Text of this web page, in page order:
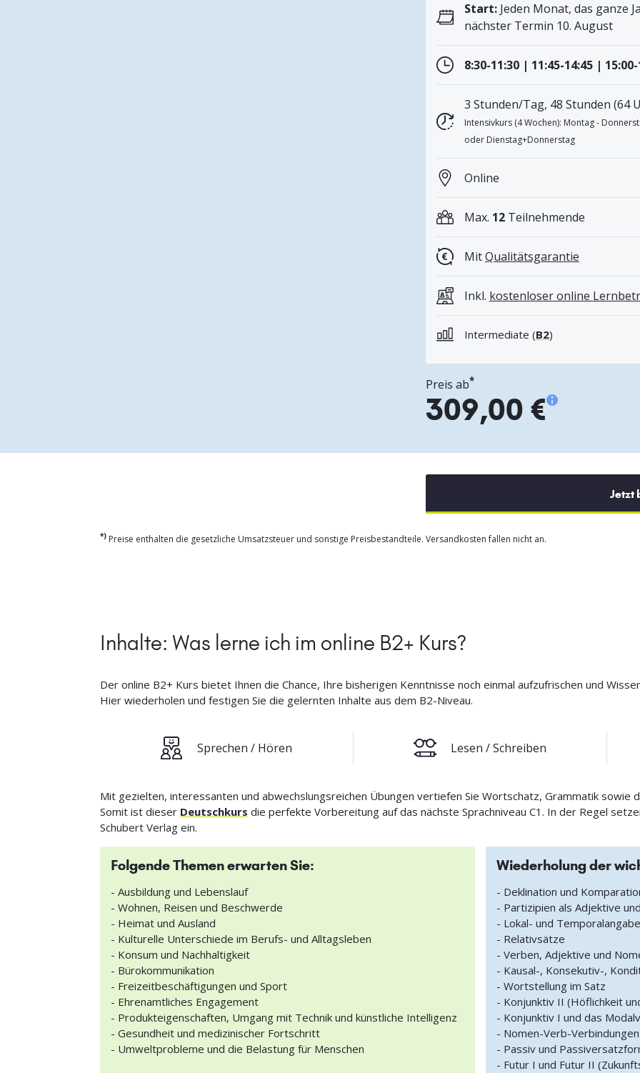
Start:Jeden Monat, das ganze
nächster Termin 10. August
8:30-11:30 | 11:45-14:45 |
3 Stunden/Tag, 48 Stunden (64
Intensivkurs (4 Wochen): Montag -
oder Dienstag+Donnerstag
Online
Max. 12Teilnehmende
MitQualitätsgarantie
Inkl. kostenloser online
Intermediate (B2)
Preis ab*
309,00 €
Jetzt
*)Preise enthalten die gesetzliche Umsatzsteuer und sonstige Preisbestandteile. Versandkosten fallen nicht an.
Inhalte: Was lerne ich im online B2+ Kurs?
Der online B2+ Kurs bietet Ihnen die Chance, Ihre bisherigen Kenntnisse noch einmal aufzufrischen und
Hier wiederholen und festigen Sie die gelernten Inhalte aus dem B2-Niveau.
Sprechen / Hören Lesen / Schreiben
Mit gezielten, interessanten und abwechslungsreichen Übungen vertiefen Sie Wortschatz, Grammatik sowie
Somit ist dieser Deutschkurs die perfekte Vorbereitung auf das nächste Sprachniveau C1. In der Regel
Schubert Verlag ein.
Folgende Themen erwarten Sie:
- Ausbildung und Lebenslauf
- Wohnen, Reisen und Beschwerde
- Heimat und Ausland
- Kulturelle Unterschiede im Berufs- und Alltagsleben
- Konsum und Nachhaltigkeit
- Bürokommunikation
- Freizeitbeschäftigungen und Sport
- Ehrenamtliches Engagement
- Produkteigenschaften, Umgang mit Technik und künstliche Intelligenz
- Gesundheit und medizinischer Fortschritt
- Umweltprobleme und die Belastung für Menschen
Wiederholung der
- Deklination und
- Partizipien als Adjektive
- Lokal- und
- Relativsätze
- Verben, Adjektive und
- Kausal-, Konsekutiv-,
- Wortstellung im Satz
- Konjunktiv II (Höflichkeit
- Konjunktiv I und das
- Nomen-Verb-Verbindungen
- Passiv und
- Futur I und Futur II